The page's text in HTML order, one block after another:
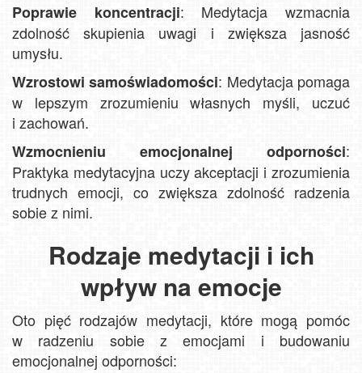
Poprawie koncentracji: Medytacja wzmacnia
zdolność skupienia uwagi i zwiększa jasność
umysłu.
Wzrostowi samoświadomości: Medytacja pomaga
w lepszym zrozumieniu własnych myśli, uczuć
i zachowań.
Wzmocnieniu emocjonalnej odporności:
Praktyka medytacyjna uczy akceptacji i zrozumienia
trudnych emocji, co zwiększa zdolność radzenia
sobie z nimi.
Rodzaje medytacji i ich
wpływ na emocje
Oto pięć rodzajów medytacji, które mogą pomóc
w radzeniu sobie z emocjami i budowaniu
emocjonalnej odporności: